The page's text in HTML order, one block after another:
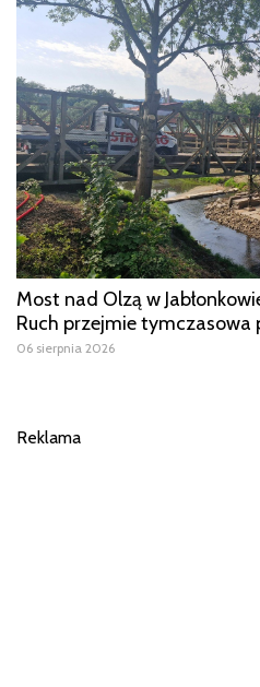
Most nad Olzą w
Ruch przejmie tymczasowa
06 sierpnia 2026
Reklama